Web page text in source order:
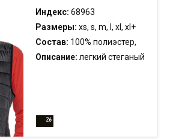
Индекс: 68963
Размеры: xs, s, m, l, xl, xl+
Состав: 100% полиэстер,
наполнитель
Описание: легкий стеганый
простой фасон; воротник-